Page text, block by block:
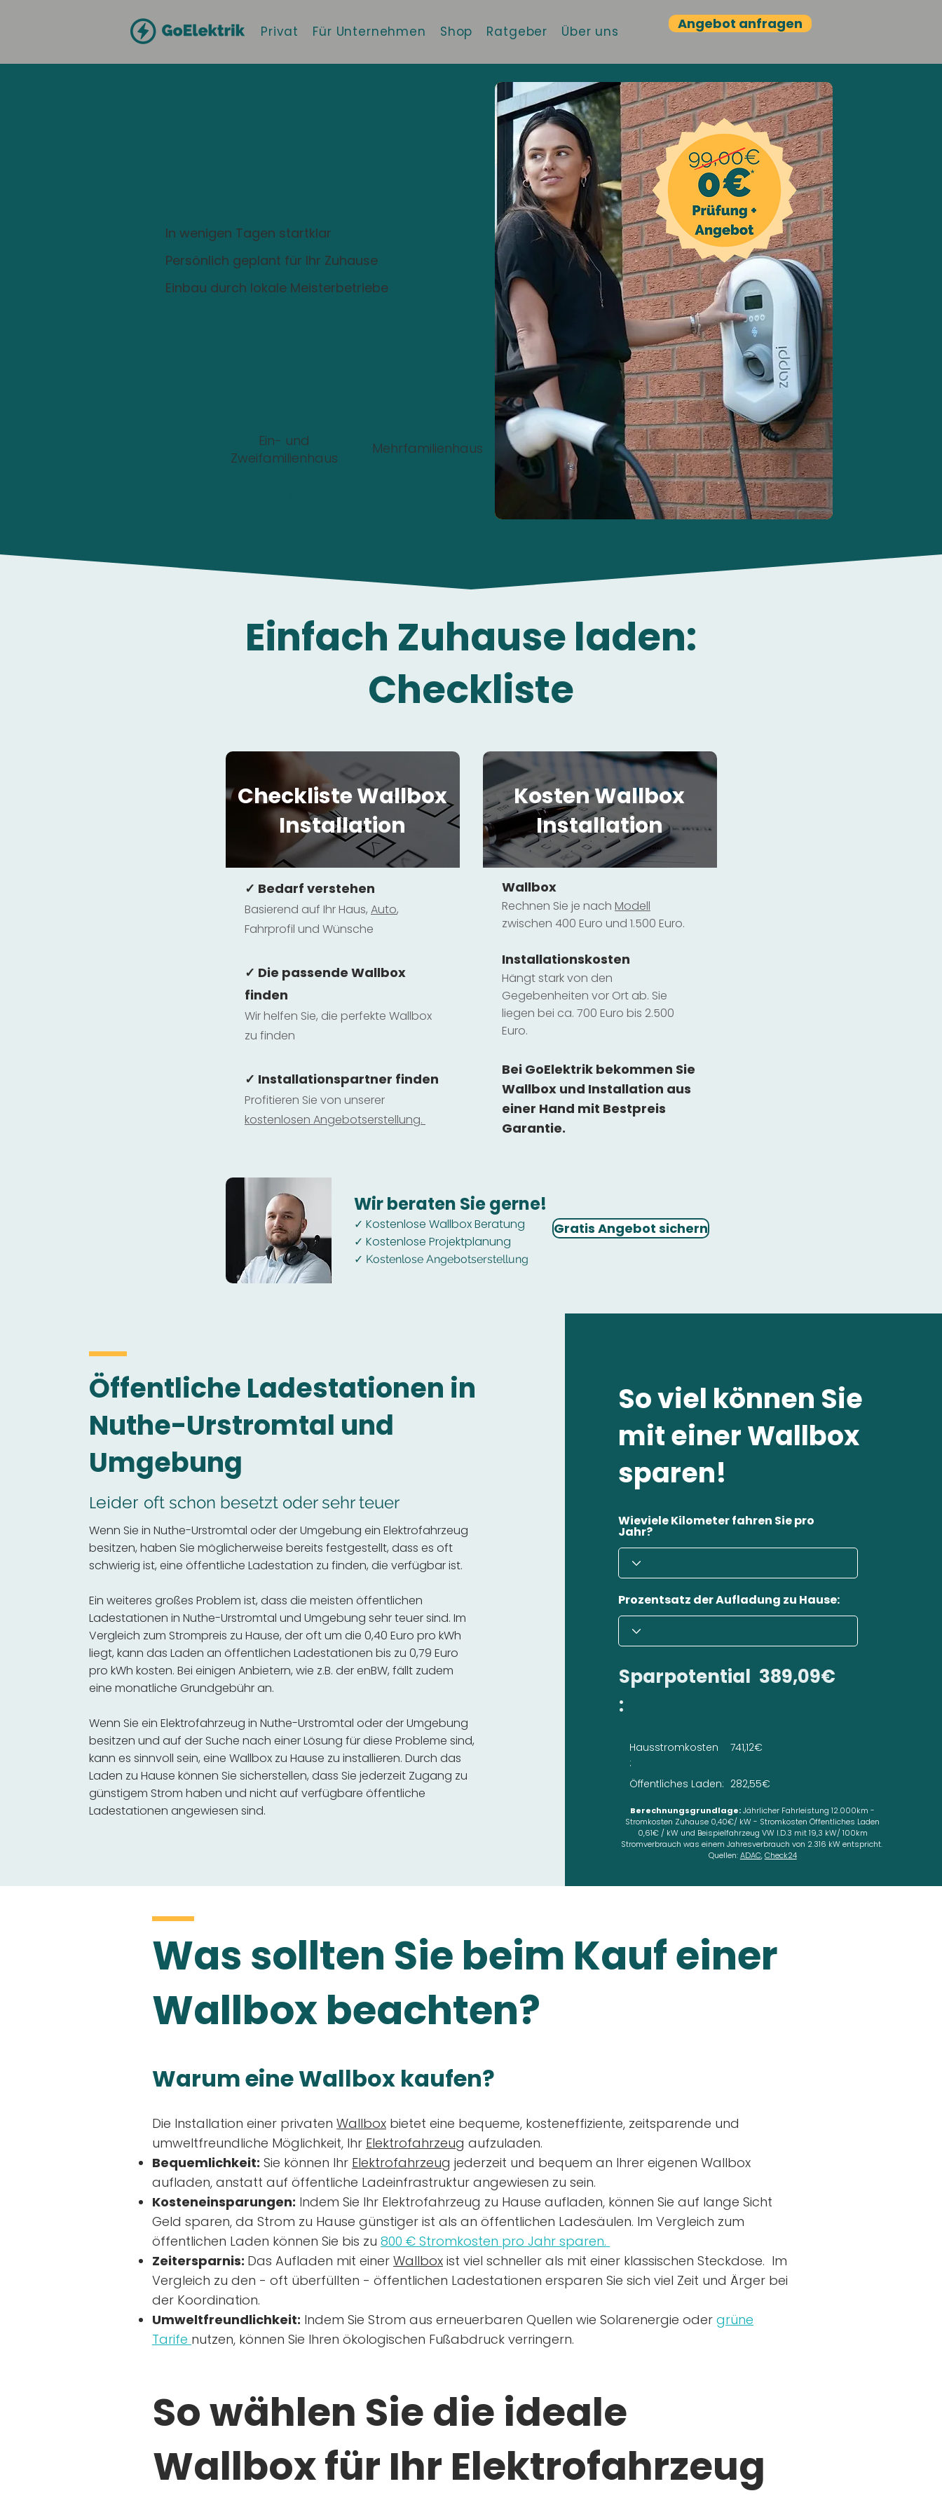
Privat Für Unternehmen Shop Ratgeber Über uns Angebot anfragen
In wenigen Tagen startklar
Persönlich geplant für Ihr Zuhause
Einbau durch lokale Meisterbetriebe
Ein- und
Zweifamilienhaus
Mehrfamilienhaus
Einfach Zuhause laden:
Checkliste
Checkliste Wallbox
Installation
✓ Bedarf verstehen
Basierend auf Ihr Haus, Auto,
Fahrprofil und Wünsche
✓ Die passende Wallbox
finden
Wir helfen Sie, die perfekte Wallbox
zu finden
✓ Installationspartner finden
Profitieren Sie von unserer
kostenlosen Angebotserstellung.
Kosten Wallbox
Installation
Wallbox
Rechnen Sie je nach Modell
zwischen 400 Euro und 1.500 Euro.
Installationskosten
Hängt stark von den
Gegebenheiten vor Ort ab. Sie
liegen bei ca. 700 Euro bis 2.500
Euro.
Bei GoElektrik bekommen Sie
Wallbox und Installation aus
einer Hand mit Bestpreis
Garantie.
Wir beraten Sie gerne!
✓ Kostenlose Wallbox Beratung
✓ Kostenlose Projektplanung
✓ Kostenlose Angebotserstellung
Gratis Angebot sichern
Öffentliche Ladestationen in
Nuthe-Urstromtal und
Umgebung
Leider oft schon besetzt oder sehr teuer
Wenn Sie in Nuthe-Urstromtal oder der Umgebung ein Elektrofahrzeug
besitzen, haben Sie möglicherweise bereits festgestellt, dass es oft
schwierig ist, eine öffentliche Ladestation zu finden, die verfügbar ist.
Ein weiteres großes Problem ist, dass die meisten öffentlichen
Ladestationen in Nuthe-Urstromtal und Umgebung sehr teuer sind. Im
Vergleich zum Strompreis zu Hause, der oft um die 0,40 Euro pro kWh
liegt, kann das Laden an öffentlichen Ladestationen bis zu 0,79 Euro
pro kWh kosten. Bei einigen Anbietern, wie z.B. der enBW, fällt zudem
eine monatliche Grundgebühr an.
Wenn Sie ein Elektrofahrzeug in Nuthe-Urstromtal oder der Umgebung
besitzen und auf der Suche nach einer Lösung für diese Probleme sind,
kann es sinnvoll sein, eine Wallbox zu Hause zu installieren. Durch das
Laden zu Hause können Sie sicherstellen, dass Sie jederzeit Zugang zu
günstigem Strom haben und nicht auf verfügbare öffentliche
Ladestationen angewiesen sind.
So viel können Sie
mit einer Wallbox
sparen!
Wieviele Kilometer fahren Sie pro
Jahr?
Prozentsatz der Aufladung zu Hause:
Sparpotential
:
389,09€
Hausstromkosten
:
Öffentliches Laden:
741,12€
282,55€
Berechnungsgrundlage:Jährlicher Fahrleistung 12.000km -
Stromkosten Zuhause 0,40€/ kW - Stromkosten Öffentliches Laden
0,61€ / kW und Beispielfahrzeug VW I.D.3 mit 19,3 kW/ 100km
Stromverbrauch was einem Jahresverbrauch von 2.316 kW entspricht.
Quellen:ADAC,Check24
Was sollten Sie beim Kauf einer
Wallbox beachten?
Warum eine Wallbox kaufen?
Die Installation einer privaten Wallbox bietet eine bequeme, kosteneffiziente, zeitsparende und
umweltfreundliche Möglichkeit, Ihr Elektrofahrzeug aufzuladen.
Bequemlichkeit: Sie können Ihr Elektrofahrzeug jederzeit und bequem an Ihrer eigenen Wallbox
aufladen, anstatt auf öffentliche Ladeinfrastruktur angewiesen zu sein.
Kosteneinsparungen: Indem Sie Ihr Elektrofahrzeug zu Hause aufladen, können Sie auf lange Sicht
Geld sparen, da Strom zu Hause günstiger ist als an öffentlichen Ladesäulen. Im Vergleich zum
öffentlichen Laden können Sie bis zu 800 € Stromkosten pro Jahr sparen.
Zeitersparnis: Das Aufladen mit einer Wallbox ist viel schneller als mit einer klassischen Steckdose. Im
Vergleich zu den - oft überfüllten - öffentlichen Ladestationen ersparen Sie sich viel Zeit und Ärger bei
der Koordination.
Umweltfreundlichkeit: Indem Sie Strom aus erneuerbaren Quellen wie Solarenergie oder grüne
Tarife nutzen, können Sie Ihren ökologischen Fußabdruck verringern.
So wählen Sie die ideale
Wallbox für Ihr Elektrofahrzeug